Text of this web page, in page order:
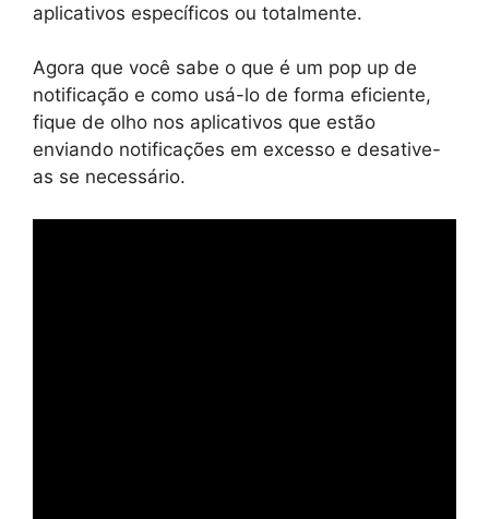
aplicativos específicos ou totalmente.
Agora que você sabe o que é um pop up de
notificação e como usá-lo de forma eficiente,
fique de olho nos aplicativos que estão
enviando notificações em excesso e desative-
as se necessário.